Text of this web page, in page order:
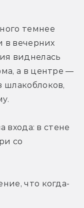
темнее
в вечерних
виднелась
а в центре —
шлакоблоков,
входа: в стене
со
что когда-